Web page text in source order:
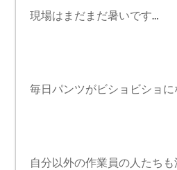
現場はまだまだ暑いです…
毎日パンツがビショビショ
自分以外の作業員の人たち